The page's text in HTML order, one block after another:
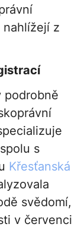
nahlížejí z
podrobně
s
Křesťanská
svědomí,
v červenci